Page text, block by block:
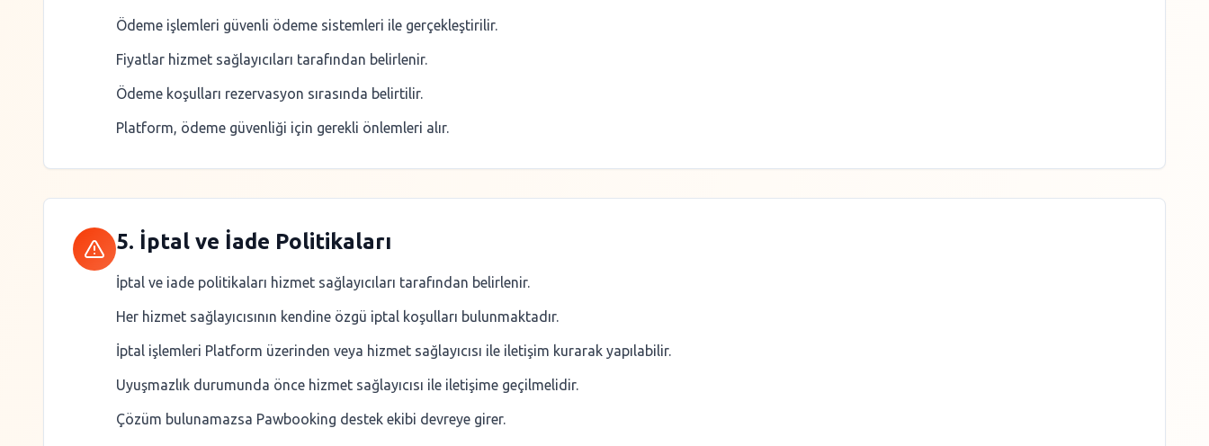
Ödeme işlemleri güvenli ödeme sistemleri ile gerçekleştirilir.
Fiyatlar hizmet sağlayıcıları tarafından belirlenir.
Ödeme koşulları rezervasyon sırasında belirtilir.
Platform, ödeme güvenliği için gerekli önlemleri alır.
5. İptal ve İade Politikaları
İptal ve iade politikaları hizmet sağlayıcıları tarafından belirlenir.
Her hizmet sağlayıcısının kendine özgü iptal koşulları bulunmaktadır.
İptal işlemleri Platform üzerinden veya hizmet sağlayıcısı ile iletişim kurarak yapılabilir.
Uyuşmazlık durumunda önce hizmet sağlayıcısı ile iletişime geçilmelidir.
Çözüm bulunamazsa Pawbooking destek ekibi devreye girer.